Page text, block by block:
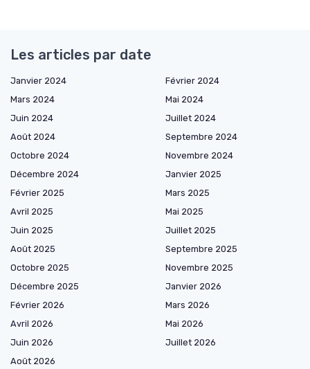
Les articles par date
Janvier 2024
Février 2024
Mars 2024
Mai 2024
Juin 2024
Juillet 2024
Août 2024
Septembre 2024
Octobre 2024
Novembre 2024
Décembre 2024
Janvier 2025
Février 2025
Mars 2025
Avril 2025
Mai 2025
Juin 2025
Juillet 2025
Août 2025
Septembre 2025
Octobre 2025
Novembre 2025
Décembre 2025
Janvier 2026
Février 2026
Mars 2026
Avril 2026
Mai 2026
Juin 2026
Juillet 2026
Août 2026